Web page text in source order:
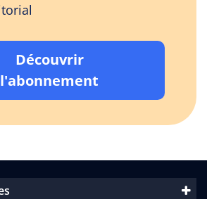
Découvrir
l'abonnement